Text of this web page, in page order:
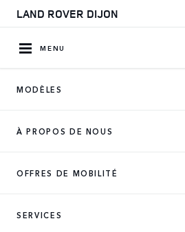
LAND ROVER DIJON
MENU
MODÈLES
À PROPOS DE NOUS
OFFRES DE MOBILITÉ
SERVICES
DES MARQUES